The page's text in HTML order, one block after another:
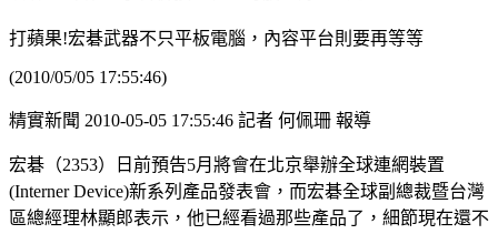
打蘋果!宏碁武器不只平板電腦，內容平台則要再等等
(2010/05/05 17:55:46)
精實新聞 2010-05-05 17:55:46 記者 何佩珊 報導
宏碁（2353）日前預告5月將會在北京舉辦全球連網裝置
(Interner Device)新系列產品發表會，而宏碁全球副總裁暨台灣
區總經理林顯郎表示，他已經看過那些產品了，細節現在還不